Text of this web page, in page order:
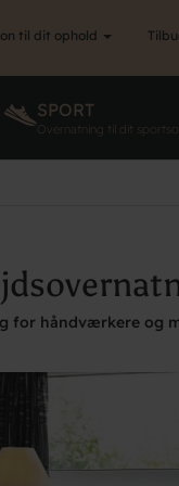
til dit ophold
SPORT
Overnatning til dit
for håndværkere og